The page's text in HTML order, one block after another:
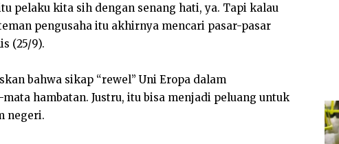
pelaku kita sih dengan senang hati, ya. Tapi kalau
pengusaha itu akhirnya mencari pasar-pasar
(25/9).
bahwa sikap “rewel” Uni Eropa dalam
hambatan. Justru, itu bisa menjadi peluang untuk
negeri.